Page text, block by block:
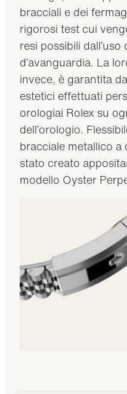
bracciali e dei
rigorosi test cui
resi possibili
d’avanguardia. La
invece, è garantita
estetici effettuati
orologiai Rolex su
dell’orologio.
bracciale metallico a
stato creato
modello Oyster